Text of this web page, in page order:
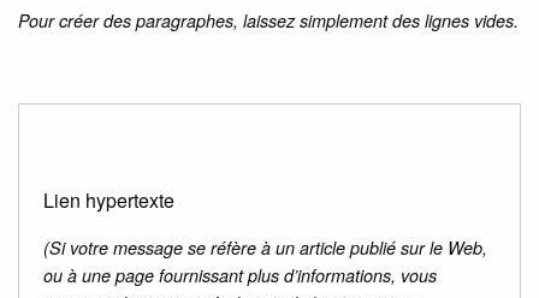
Pour créer des paragraphes, laissez simplement des lignes vides.
Lien hypertexte
(Si votre message se réfère à un article publié sur le Web,
ou à une page fournissant plus d’informations, vous